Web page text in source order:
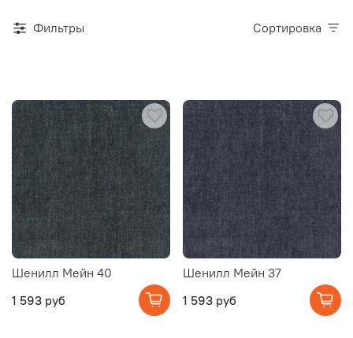
Фильтры Сортировка
Шенилл Мейн 40
1 593 руб
Шенилл Мейн 37
1 593 руб